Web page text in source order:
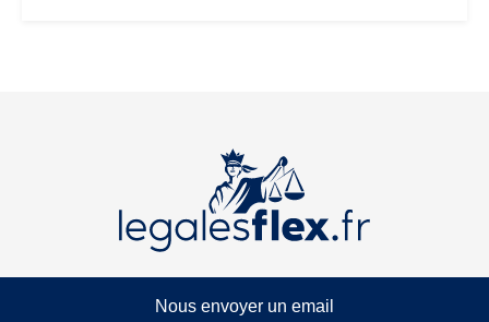
Nous envoyer un email